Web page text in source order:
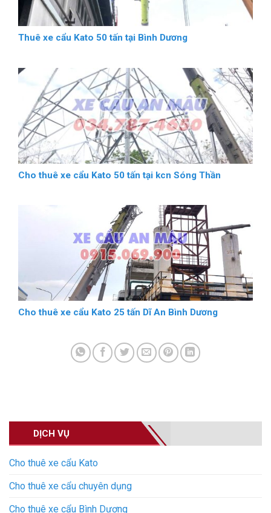
DỊCH VỤ
Cho thuê xe cẩu Kato
Cho thuê xe cẩu chuyên dụng
Cho thuê xe cẩu Bình Dương
Thuê xe cẩu Kato 50 tấn tại Bình Dương
Cho thuê xe cẩu Kato 50 tấn tại kcn Sóng Thần
Cho thuê xe cẩu Kato 25 tấn Dĩ An Bình Dương